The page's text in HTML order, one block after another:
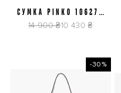
СУМКА PINKO 106270
A0F1 Z15E
14 900 ₴10 430 ₴
-30%